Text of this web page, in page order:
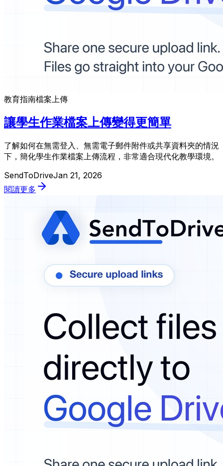
教育指南檔案上傳
讓學生作業檔案上傳變得更簡單
了解如何在無需登入、無需電子郵件附件或共享資料夾的情況
下，簡化學生作業檔案上傳流程，非常適合現代化教學環境。
SendToDriveJan 21, 2026
閱讀更多